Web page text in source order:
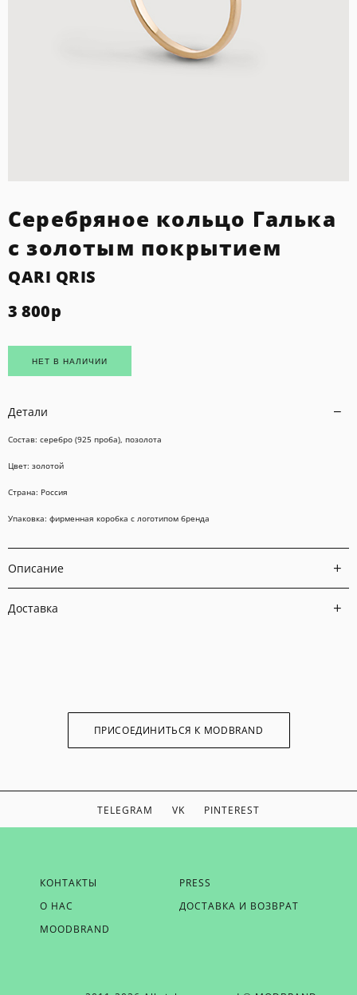
Серебряное кольцо Галька
с золотым покрытием
QARI QRIS
3 800р
НЕТ В НАЛИЧИИ
Детали
Состав: серебро (925 проба), позолота
Цвет: золотой
Страна: Россия
Упаковка: фирменная коробка с логотипом бренда
Описание
Доставка
ПРИСОЕДИНИТЬСЯ К MODBRAND
TELEGRAM VK PINTEREST
КОНТАКТЫ
PRESS
О НАС
ДОСТАВКА И ВОЗВРАТ
MOODBRAND
ЕСЛИ ВЫ ХОТИТЕ БЫТЬ В КУРСЕ НАШИХ НОВОСТЕЙ,
ОТПРАВЬТЕ НАМ СВОЙ EMAIL